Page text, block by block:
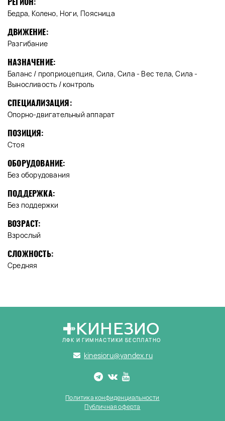
Бедра, Колено, Ноги, Поясница
ДВИЖЕНИЕ:
Разгибание
НАЗНАЧЕНИЕ:
Баланс / проприоцепция, Сила, Сила - Вес тела, Сила -
Выносливость / контроль
СПЕЦИАЛИЗАЦИЯ:
Опорно-двигательный аппарат
ПОЗИЦИЯ:
Стоя
ОБОРУДОВАНИЕ:
Без оборудования
ПОДДЕРЖКА:
Без поддержки
ВОЗРАСТ:
Взрослый
СЛОЖНОСТЬ:
Средняя
КИНЕЗИО
ЛФК И ГИМНАСТИКИ БЕСПЛАТНО
kinesioru@yandex.ru
Политика конфиденциальности
Публичная оферта